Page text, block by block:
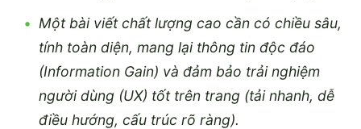
Một bài viết chất lượng cao cần có chiều sâu,
tính toàn diện, mang lại thông tin độc đáo
(Information Gain) và đảm bảo trải nghiệm
người dùng (UX) tốt trên trang (tải nhanh, dễ
điều hướng, cấu trúc rõ ràng).